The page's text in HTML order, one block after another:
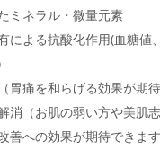
ミネラル・微量元素
による抗酸化作用(血糖値
胃痛を和らげる効果が期待
消（お肌の弱い方や美肌志
善への効果が期待できます